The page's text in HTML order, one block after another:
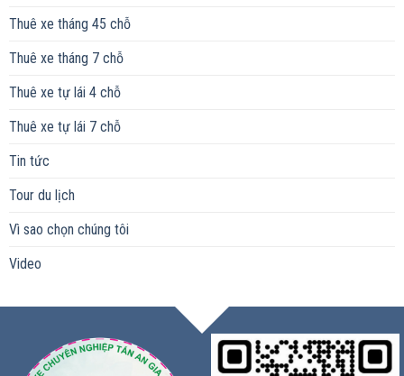
Thuê xe tháng 45 chỗ
Thuê xe tháng 7 chỗ
Thuê xe tự lái 4 chỗ
Thuê xe tự lái 7 chỗ
Tin tức
Tour du lịch
Vì sao chọn chúng tôi
Video